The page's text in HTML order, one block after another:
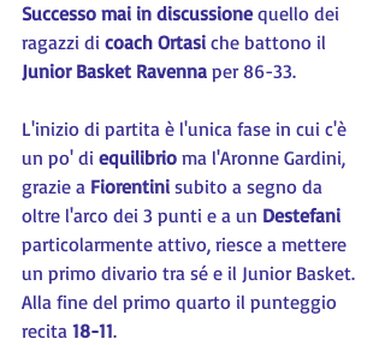
Successo mai in discussione quello dei
ragazzi di coach Ortasi che battono il
Junior Basket Ravenna per 86-33.
L'inizio di partita è l'unica fase in cui c'è
un po' di equilibrio ma l'Aronne Gardini,
grazie a Fiorentini subito a segno da
oltre l'arco dei 3 punti e a un Destefani
particolarmente attivo, riesce a mettere
un primo divario tra sé e il Junior Basket.
Alla fine del primo quarto il punteggio
recita 18-11.